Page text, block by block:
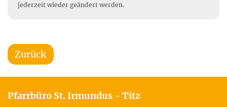
jederzeit wieder geändert werden.
Zurück
Pfarrbüro St. Irmundus - Titz